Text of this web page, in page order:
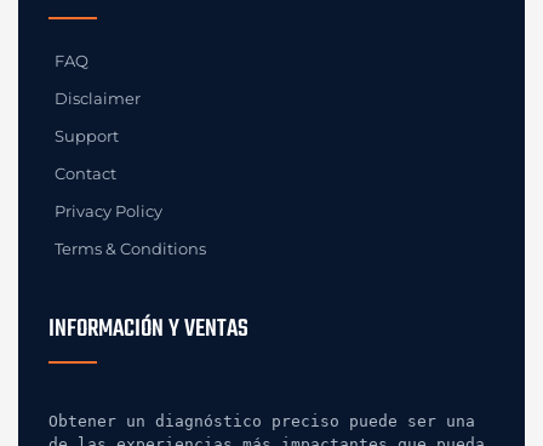
FAQ
Disclaimer
Support
Contact
Privacy Policy
Terms & Conditions
INFORMACIÓN Y VENTAS
Obtener un diagnóstico preciso puede ser una